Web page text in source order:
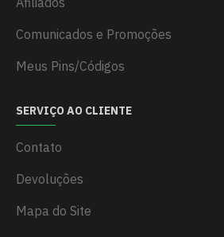
Comunicados e Promoções
Meus Pins/Códigos
SERVIÇO AO CLIENTE
Contato
Devoluções
Mapa do Site